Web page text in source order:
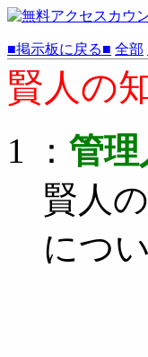
■掲示板に戻る■ 全部
賢人の
1 ： 管
賢人
につ